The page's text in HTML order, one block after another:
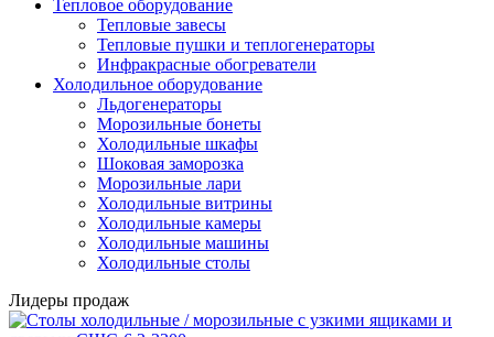
Тепловое оборудование
Тепловые завесы
Тепловые пушки и теплогенераторы
Инфракрасные обогреватели
Холодильное оборудование
Льдогенераторы
Морозильные бонеты
Холодильные шкафы
Шоковая заморозка
Морозильные лари
Холодильные витрины
Холодильные камеры
Холодильные машины
Холодильные столы
Лидеры продаж